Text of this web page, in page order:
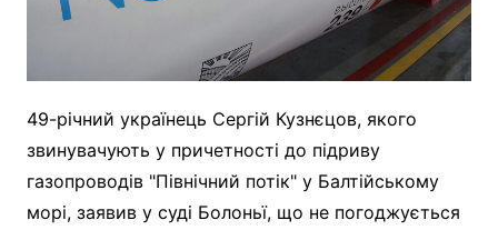
49-річний українець Сергій Кузнєцов, якого
звинувачують у причетності до підриву
газопроводів "Північний потік" у Балтійському
морі, заявив у суді Болоньї, що не погоджується